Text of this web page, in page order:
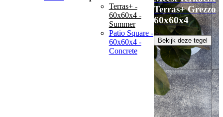
Terras+ -
60x60x4 -
Summer
Patio Square -
60x60x4 -
Concrete
Terras+ Grezzo
60x60x4
Bekijk deze tegel